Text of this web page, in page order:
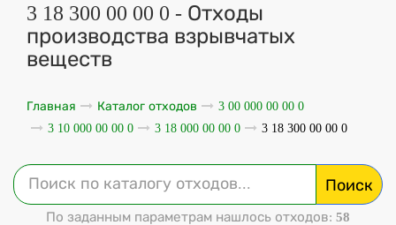
3 18 300 00 00 0 - Отходы
производства взрывчатых
веществ
Главная Каталог отходов
3 00 000 00 00 0
3 10 000 00 00 0
3 18 000 00 00 0 3 18 300 00 00 0
Поиск
По заданным параметрам нашлось отходов: 58